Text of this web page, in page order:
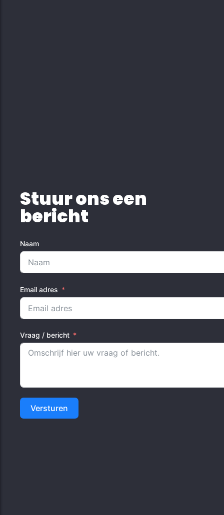
Stuur ons een
bericht
Naam
Email adres
Vraag / bericht
Versturen